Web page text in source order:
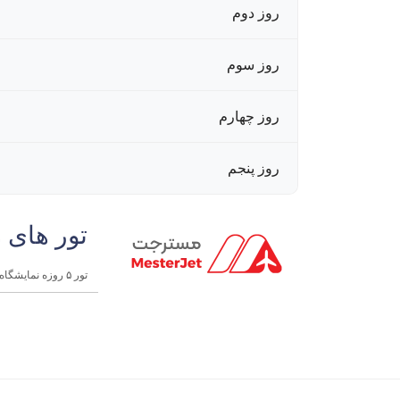
روز دوم
روز سوم
روز چهارم
روز پنجم
تور های
تور ۵ روزه نمایشگاه صنایع شیمیایی چین